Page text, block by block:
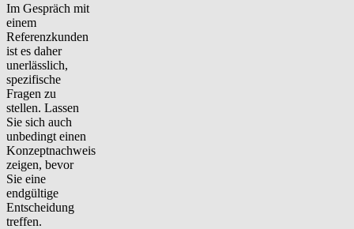
Im Gespräch mit
einem
Referenzkunden
ist es daher
unerlässlich,
spezifische
Fragen zu
stellen. Lassen
Sie sich auch
unbedingt einen
Konzeptnachweis
zeigen, bevor
Sie eine
endgültige
Entscheidung
treffen.